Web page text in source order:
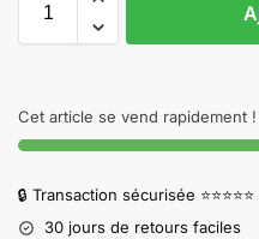
Cet article se vend rapidement !
🔒 Transaction sécurisée ⭐⭐⭐⭐⭐
30 jours de retours faciles